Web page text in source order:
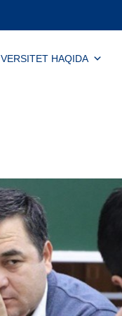
HAQIDA